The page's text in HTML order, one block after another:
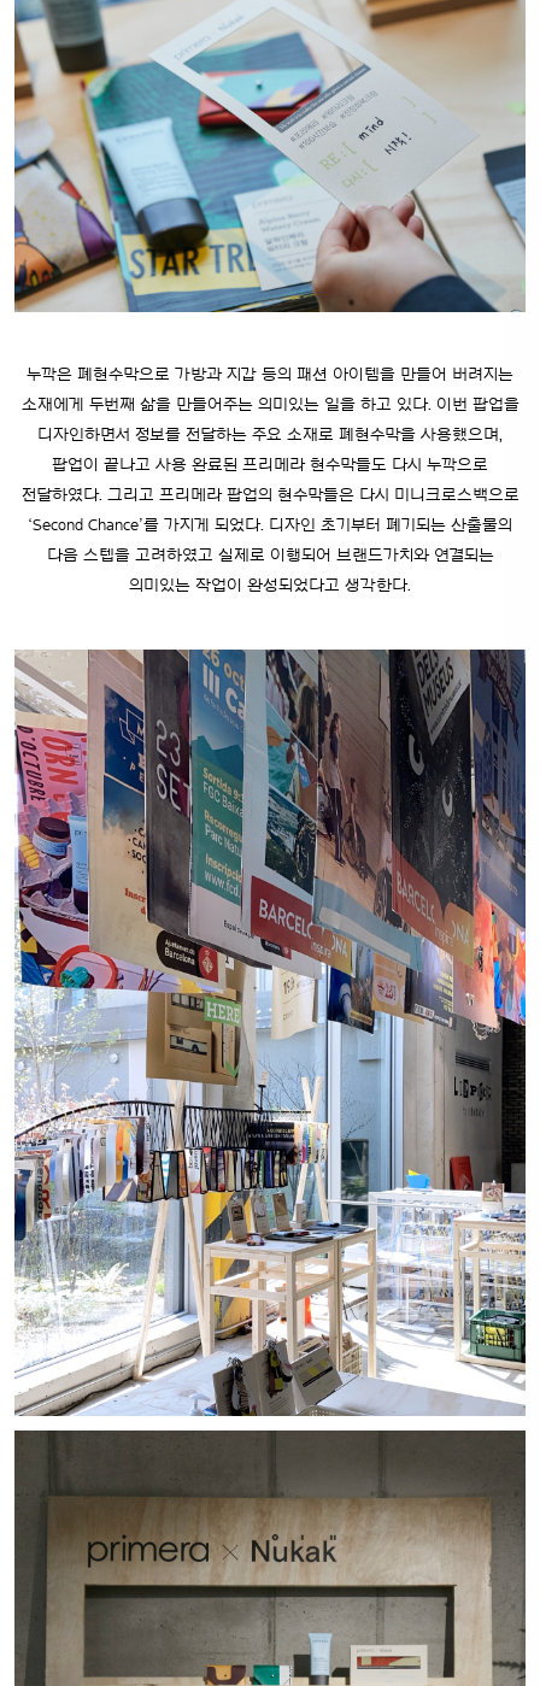
누깍은 폐현수막으로 가방과 지갑 등의 패션 아이템을 만들어 버려지는
소재에게 두번째 삶을 만들어주는 의미있는 일을 하고 있다. 이번 팝업을
디자인하면서 정보를 전달하는 주요 소재로 폐현수막을 사용했으며,
팝업이 끝나고 사용 완료된 프리메라 현수막들도 다시 누깍으로
전달하였다. 그리고 프리메라 팝업의 현수막들은 다시 미니크로스백으로
‘Second Chance’를 가지게 되었다. 디자인 초기부터 폐기되는 산출물의
다음 스텝을 고려하였고 실제로 이행되어 브랜드가치와 연결되는
의미있는 작업이 완성되었다고 생각한다.